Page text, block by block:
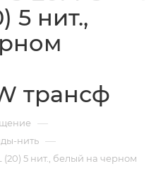
5 нит.,
трансф
—
нить —
(20) 5 нит., белый на черном